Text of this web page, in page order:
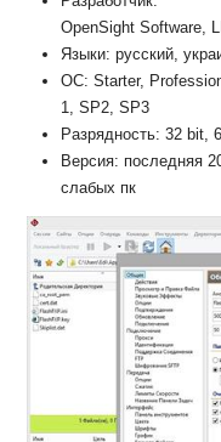
OpenSight Software,
Языки: русский,
ОС: Starter,
1, SP2, SP3
Разрядность: 32 bit,
Версия: последняя
слабых пк